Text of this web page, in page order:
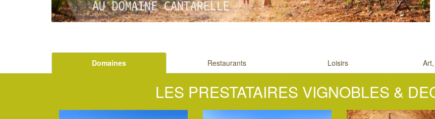
Domaines Restaurants Loisirs
LES PRESTATAIRES VIGNOBLES &